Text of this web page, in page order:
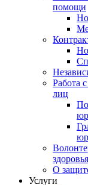
помощи
Работа
лиц
здоровья
О
Услуги